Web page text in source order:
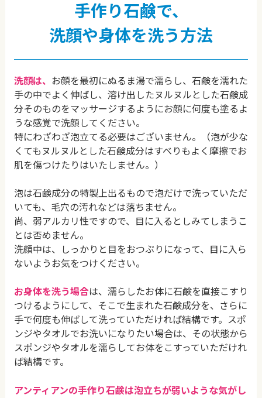
手作り石鹸で、
洗顔や身体を洗う方法
洗顔は、 お顔を最初にぬるま湯で濡らし、石鹸を濡れた
手の中でよく伸ばし、溶け出したヌルヌルとした石鹸成
分そのものをマッサージするようにお顔に何度も塗るよ
うな感覚で洗顔してください。
特にわざわざ泡立てる必要はございません。（泡が少な
くてもヌルヌルとした石鹸成分はすべりもよく摩擦でお
肌を傷つけたりはいたしません。）
泡は石鹸成分の特製上出るもので泡だけで洗っていただ
いても、毛穴の汚れなどは落ちません。
尚、弱アルカリ性ですので、目に入るとしみてしまうこ
とは否めません。
洗顔中は、しっかりと目をおつぶりになって、目に入ら
ないようお気をつけください。
お身体を洗う場合は、濡らしたお体に石鹸を直接こすり
つけるようにして、そこで生まれた石鹸成分を、さらに
手で何度も伸ばして洗っていただければ結構です。スポ
ンジやタオルでお洗いになりたい場合は、その状態から
スポンジやタオルを濡らしてお体をこすっていただけれ
ば結構です。
アンティアンの手作り石鹸は泡立ちが弱いような気がし